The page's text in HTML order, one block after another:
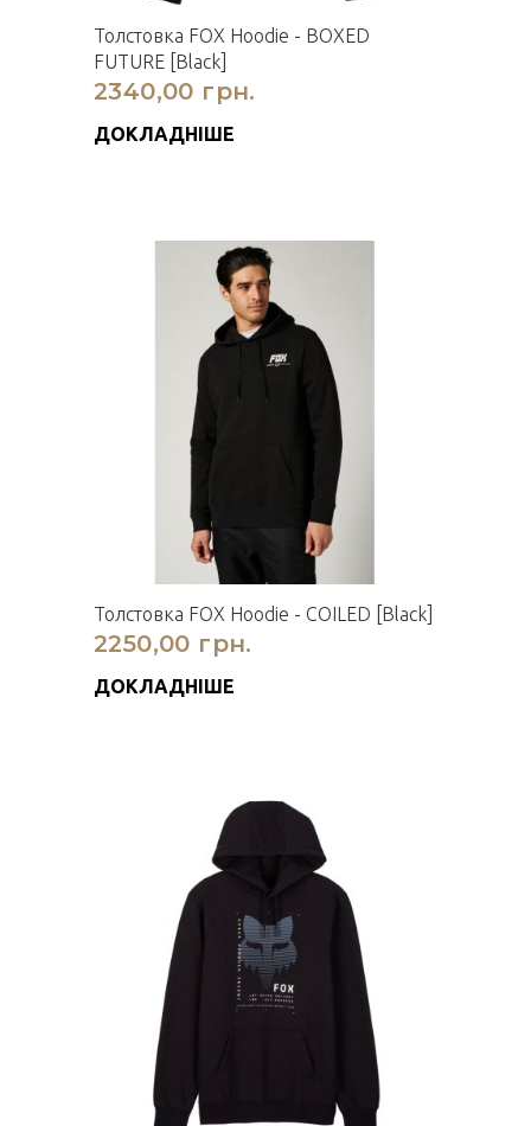
Толстовка FOX Hoodie - BOXED
FUTURE [Black]
2340,00 грн.
ДОКЛАДНІШЕ
Толстовка FOX Hoodie - COILED [Black]
2250,00 грн.
ДОКЛАДНІШЕ